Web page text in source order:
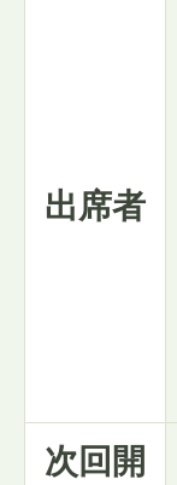
出席者
次回開